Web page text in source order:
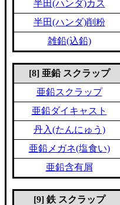
半田(ハンダ)カス
半田(ハンダ)削粉
雑鉛(込鉛)
[8] 亜鉛 スクラップ
亜鉛スクラップ
亜鉛ダイキャスト
丹入(たんにゅう)
亜鉛メガネ(塩食い)
亜鉛含有屑
[9] 鉄 スクラップ